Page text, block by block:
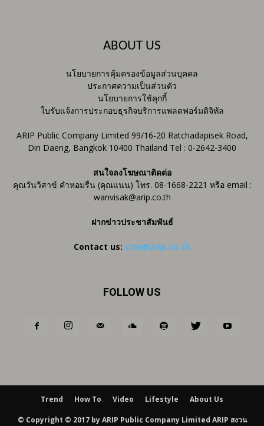
ABOUT US
นโยบายการคุ้มครองข้อมูลส่วนบุคคล
ประกาศความเป็นส่วนตัว
นโยบายการใช้คุกกี้
ใบรับแจ้งการประกอบธุรกิจบริการแพลตฟอร์มดิจิทัล
ARIP Public Company Limited 99/16-20 Ratchadapisek Road,
Din Daeng, Bangkok 10400 Thailand Tel : 0-2642-3400
สนใจลงโฆษณาติดต่อ
คุณวันวิสาข์ คำหอมรื่น (คุณแนน) โทร. 08-1668-2221 หรือ email :
wanvisak@arip.co.th
ฝากข่าวประชาสัมพันธ์
Contact us: ctm@arip.co.th
FOLLOW US
Trend How To Video Lifestyle About Us
© Copyright © 2017 by ARIP Public Company Limited ARIP สงวน